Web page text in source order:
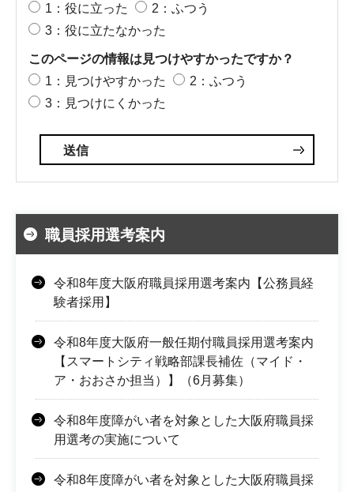
1：役に立った
2：ふつう
3：役に立たなかった
このページの情報は見つけやすかったですか？
1：見つけやすかった
2：ふつう
3：見つけにくかった
職員採用選考案内
令和8年度大阪府職員採用選考案内【公務員経
験者採用】
令和8年度大阪府一般任期付職員採用選考案内
【スマートシティ戦略部課長補佐（マイド・
ア・おおさか担当）】（6月募集）
令和8年度障がい者を対象とした大阪府職員採
用選考の実施について
令和8年度障がい者を対象とした大阪府職員採